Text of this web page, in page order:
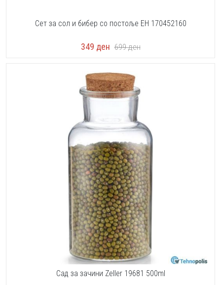
Сет за сол и бибер со постоље EH 170452160
349 ден 699ден
Сад за зачини Zeller 19681 500ml